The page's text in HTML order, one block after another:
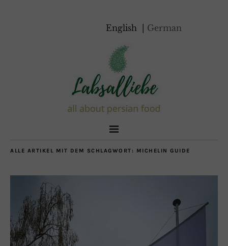
English German
ALLE ARTIKEL MIT DEM SCHLAGWORT: MICHELIN GUIDE